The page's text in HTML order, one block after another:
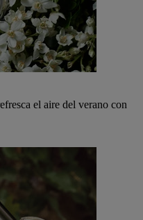
el aire del verano con